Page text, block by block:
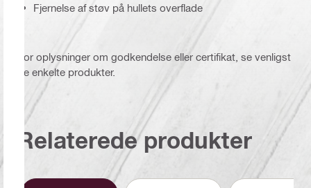
Fjernelse af støv på hullets overflade
For oplysninger om godkendelse eller certifikat, se venligst
de enkelte produkter.
Relaterede produkter